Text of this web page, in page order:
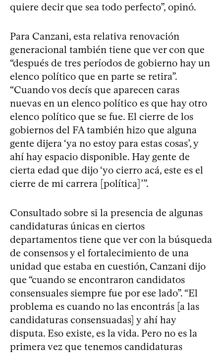
quiere decir que sea todo perfecto”, opinó.
Para Canzani, esta relativa renovación
generacional también tiene que ver con que
“después de tres períodos de gobierno hay un
elenco político que en parte se retira”.
“Cuando vos decís que aparecen caras
nuevas en un elenco político es que hay otro
elenco político que se fue. El cierre de los
gobiernos del FA también hizo que alguna
gente dijera ‘ya no estoy para estas cosas’, y
ahí hay espacio disponible. Hay gente de
cierta edad que dijo ‘yo cierro acá, este es el
cierre de mi carrera [política]’”.
Consultado sobre si la presencia de algunas
candidaturas únicas en ciertos
departamentos tiene que ver con la búsqueda
de consensos y el fortalecimiento de una
unidad que estaba en cuestión, Canzani dijo
que “cuando se encontraron candidatos
consensuales siempre fue por ese lado”. “El
problema es cuando no las encontrás [a las
candidaturas consensuadas] y ahí hay
disputa. Eso existe, es la vida. Pero no es la
primera vez que tenemos candidaturas